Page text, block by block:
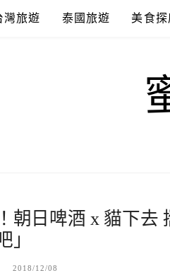
灣旅遊 泰國旅遊 美食探
朝日啤酒 x 貓下去
」
2018/12/08